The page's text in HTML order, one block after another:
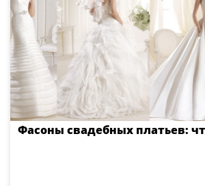
Фасоны свадебных платьев: